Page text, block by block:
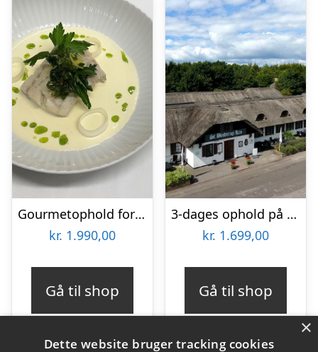
Gourmetophold for 2 på Hvalpsund Færgekro
kr. 1.990,00
Gå til shop
3-dages ophold på St. Binderup Kro
kr. 1.699,00
Gå til shop
×
Dette website bruger tracking cookies